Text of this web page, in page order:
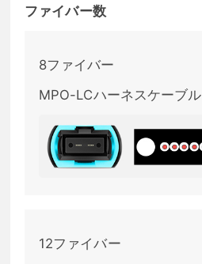
ファイバー数
8ファイバー
MPO-LCハーネスケーブル
12ファイバー